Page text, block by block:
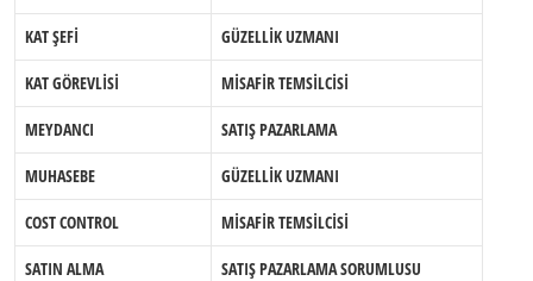
KAT ŞEFİ GÜZELLİK UZMANI
KAT GÖREVLİSİ MİSAFİR TEMSİLCİSİ
MEYDANCI SATIŞ PAZARLAMA
MUHASEBE GÜZELLİK UZMANI
COST CONTROL MİSAFİR TEMSİLCİSİ
SATIN ALMA SATIŞ PAZARLAMA SORUMLUSU